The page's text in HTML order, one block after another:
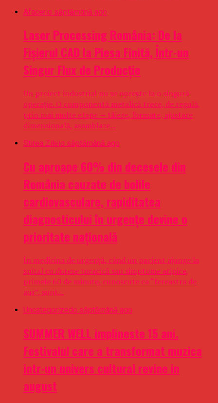
Afacerio săptămână ago
Laser Processing România: De la
Fișierul CAD la Piesa Finită, Într-un
Singur Flux de Producție
Un proiect industrial nu se oprește la o singură
operație. O componentă metalică trece, de regulă,
prin mai multe etape — tăiere, formare, ajustare
dimensională, asamblare...
Stirea Zileio săptămână ago
Cu aproape 60% din decesele din
România cauzate de bolile
cardiovasculare, rapiditatea
diagnosticului în urgențe devine o
prioritate națională
În medicina de urgență, când un pacient ajunge la
spital cu durere toracică sau simptome atipice,
primele 60 de minute, cunoscute ca “fereastra de
aur”, sunt...
Uncategorizedo săptămână ago
SUMMER WELL implineste 15 ani.
Festivalul care a transformat muzica
intr-un univers cultural revine in
august